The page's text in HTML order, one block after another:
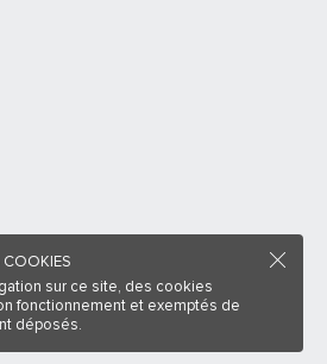
sur ce site, des cookies
fonctionnement et exemptés de
déposés.